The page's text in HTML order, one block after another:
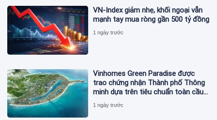
VN-Index giảm nhẹ, khối ngoại vẫn
mạnh tay mua ròng gần 500 tỷ đồng
1 ngày trước
Vinhomes Green Paradise được
trao chứng nhận Thành phố Thông
minh dựa trên tiêu chuẩn toàn cầu
ISO 37122
1 ngày trước